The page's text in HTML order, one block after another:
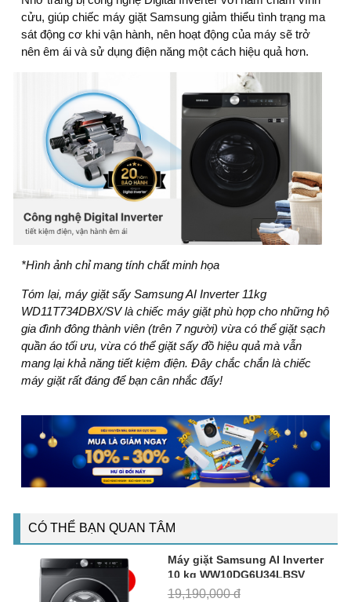
cửu, giúp chiếc máy giặt Samsung giảm thiểu tình trạng ma
sát động cơ khi vận hành, nên hoạt động của máy sẽ trở
nên êm ái và sử dụng điện năng một cách hiệu quả hơn.
*Hình ảnh chỉ mang tính chất minh họa
Tóm lại, máy giặt sấy Samsung AI Inverter 11kg
WD11T734DBX/SV là chiếc máy giặt phù hợp cho những hộ
gia đình đông thành viên (trên 7 người) vừa có thể giặt sạch
quần áo tối ưu, vừa có thể giặt sấy đồ hiệu quả mà vẫn
mang lại khả năng tiết kiệm điện. Đây chắc chắn là chiếc
máy giặt rất đáng để bạn cân nhắc đấy!
CÓ THỂ BẠN QUAN TÂM
Máy giặt Samsung AI Inverter
10 kg WW10DG6U34LBSV
19,190,000 đ